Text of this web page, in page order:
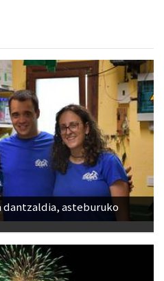
dantzaldia, asteburuko